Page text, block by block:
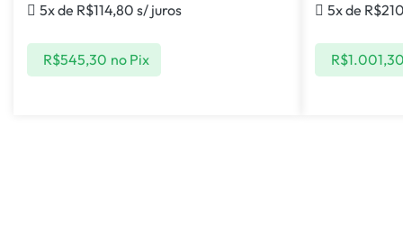
5x de R$114,80 s/ juros
R$545,30 no Pix
5x de R$
R$